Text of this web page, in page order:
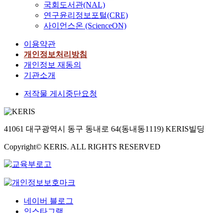
국회도서관(NAL)
연구윤리정보포털(CRE)
사이언스온 (ScienceON)
이용약관
개인정보처리방침
개인정보 재동의
기관소개
저작물 게시중단요청
41061 대구광역시 동구 동내로 64(동내동1119) KERIS빌딩
Copyright© KERIS. ALL RIGHTS RESERVED
네이버 블로그